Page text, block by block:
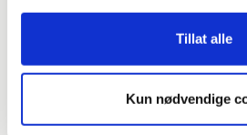
Tillat alle
Kun nødvendige
kontakt med aktuelle lærebedrifter
Om du ikke får lærlingplass har du
opplæringsopplegg (ungdomsrett).
oftest 3. året på videregående skole.